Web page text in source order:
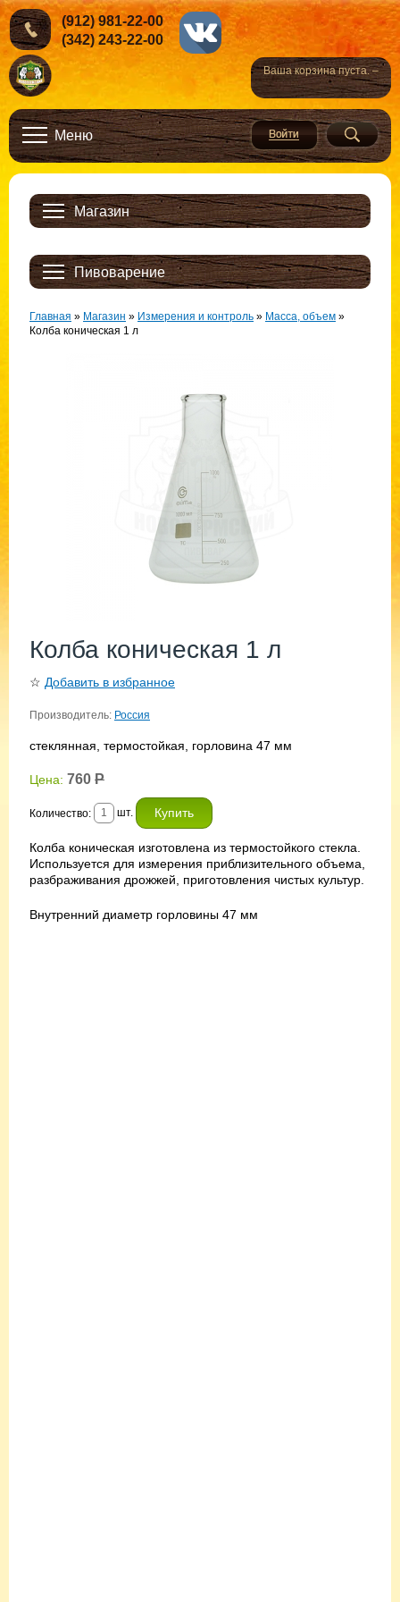
Ваша корзина пуста. –
(912) 981-22-00
(342) 243-22-00
Меню
Магазин
Пивоварение
Главная » Магазин » Измерения и контроль » Масса, объем »
Колба коническая 1 л
Колба коническая 1 л
☆ Добавить в избранное
Производитель: Россия
стеклянная, термостойкая, горловина 47 мм
Цена: 760 Р
Количество: шт.
Колба коническая изготовлена из термостойкого стекла.
Используется для измерения приблизительного объема,
разбраживания дрожжей, приготовления чистых культур.
Внутренний диаметр горловины 47 мм